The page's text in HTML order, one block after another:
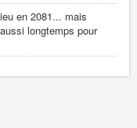
en 2081... mais
longtemps pour